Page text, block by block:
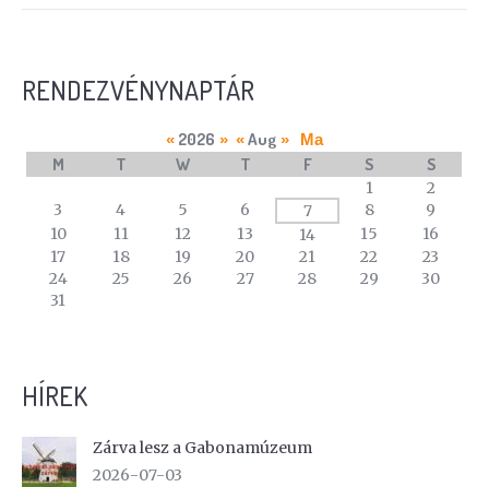
RENDEZVÉNYNAPTÁR
calendar
events
« 2026 » « Aug » Ma
M T W T F S S
1
2
3
4 5 6 7 8
9
10
11 12 13 14 15
16
17
18 19 20 21 22
23
24
25 26 27 28 29
30
31
HÍREK
Zárva lesz a Gabonamúzeum
2026-07-03